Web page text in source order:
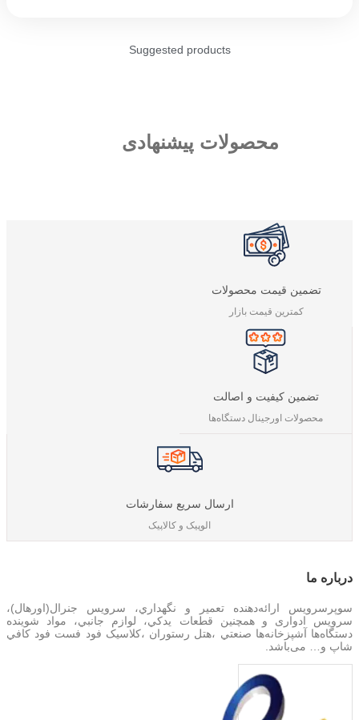
Suggested products
محصولات پیشنهادی
تضمین قیمت محصولات
کمترین قیمت بازار
تضمین کیفیت و اصالت
محصولات اورجینال دستگاه‌ها
ارسال سریع سفارشات
الوپیک و کالاپیک
درباره‌ ما
سوپرسرویس ارائه‌دهنده تعمير و نگهداري، سرویس جنرال(اورهال)،
سرویس‌ ادواری و همچنین قطعات يدکي، لوازم جانبي، مواد شوینده
دستگاه‌ها آشپزخانه‌ها صنعتي ،هتل رستوران ،کلاسیک فود فست فود کافي
شاپ و… می‌باشد.